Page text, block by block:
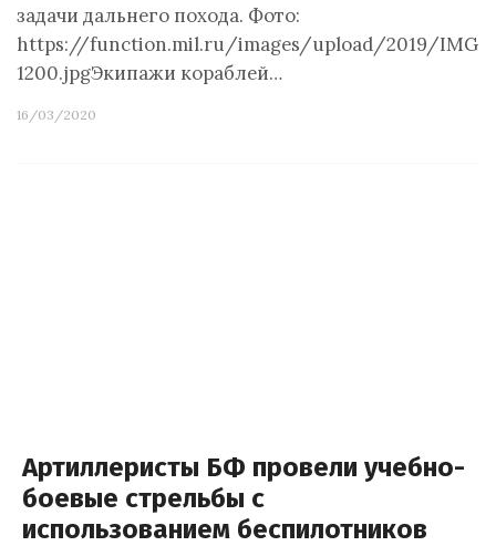
задачи дальнего похода. Фото:
https://function.mil.ru/images/upload/2019/
1200.jpgЭкипажи кораблей…
16/03/2020
Артиллеристы БФ провели учебно-
боевые стрельбы с
использованием беспилотников